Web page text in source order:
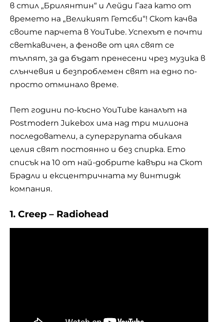
в стил „Брилянтин“ и Лейди Гага като от
времето на „Великият Гетсби“! Скот качва
своите парчета в YouTube. Успехът е почти
светкавичен, а фенове от цял свят се
тълпят, за да бъдат пренесени чрез музика в
слънчевия и безпроблемен свят на едно по-
просто отминало време.
Пет години по-късно YouTube каналът на
Postmodern Jukebox има над три милиона
последователи, а супергрупата обикаля
целия свят постоянно и без спирка. Ето
списък на 10 от най-добрите кавъри на Скот
Брадли и ексцентричната му винтидж
компания.
1. Creep – Radiohead